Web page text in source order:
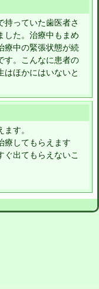
持っていた歯医者さ
した。治療中もまめ
療中の緊張状態が続
す。こんなに患者の
はほかにはいないと
す。
療してもらえます
ぐ出てもらえないこ